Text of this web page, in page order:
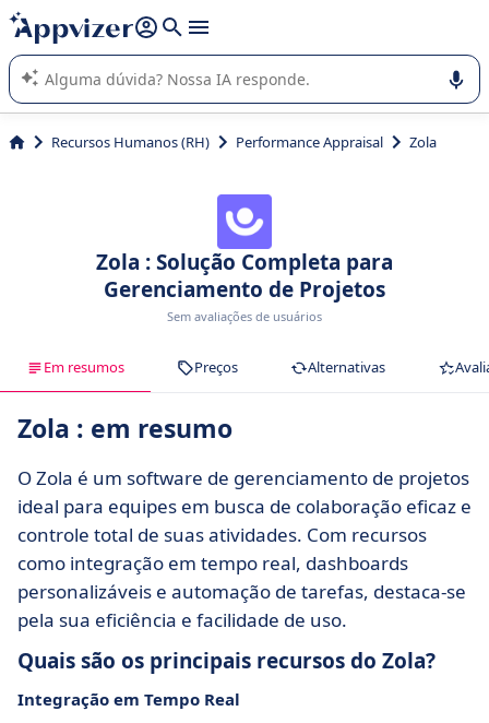
de nossa IA (várias linhas com
A IA do Appvizer o orienta no uso ou na seleção de software
SaaS para sua empresa.
Recursos Humanos (RH) Performance Appraisal Zola
Zola : Solução Completa para
Gerenciamento de Projetos
Sem avaliações de usuários
Em resumos Preços Alternativas
Zola : em resumo
O Zola é um software de gerenciamento de projetos
ideal para equipes em busca de colaboração eficaz e
controle total de suas atividades. Com recursos
como integração em tempo real, dashboards
personalizáveis e automação de tarefas, destaca-se
pela sua eficiência e facilidade de uso.
Quais são os principais recursos do Zola?
Integração em Tempo Real